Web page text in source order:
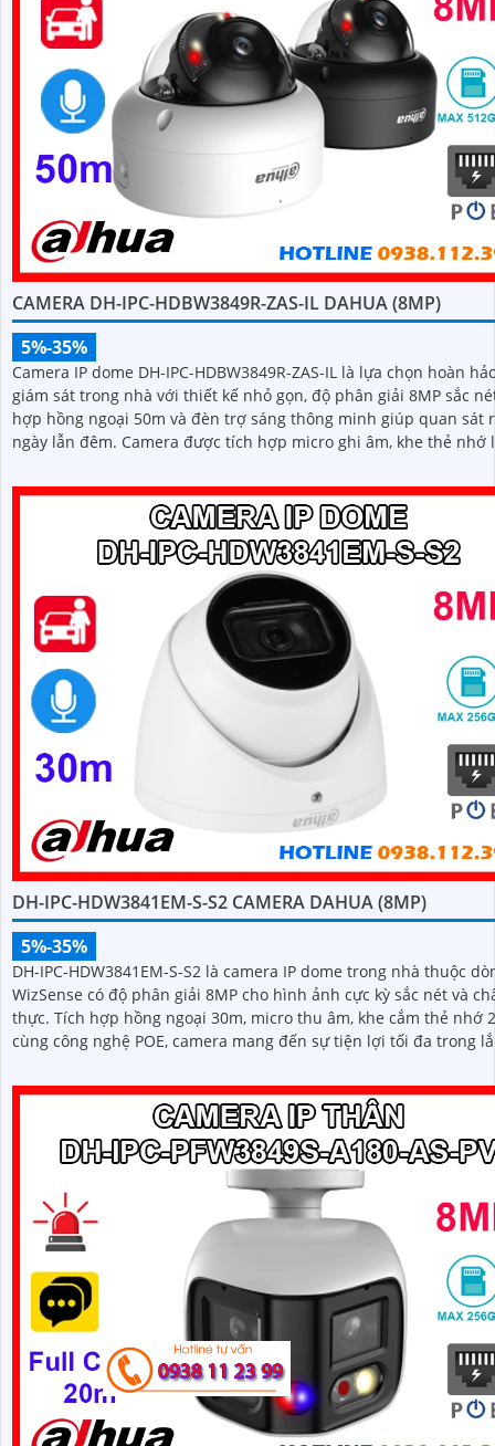
CAMERA DH-IPC-HDBW3849R-ZAS-IL DAHUA (8MP)
5%-35%
Camera IP dome DH-IPC-HDBW3849R-ZAS-IL là lựa chọn hoàn
giám sát trong nhà với thiết kế nhỏ gọn, độ phân giải 8MP sắc
hợp hồng ngoại 50m và đèn trợ sáng thông minh giúp quan sát
ngày lẫn đêm. Camera được tích hợp micro ghi âm, khe thẻ nhớ lên
chính xác trong cảnh báo, hỗ trợ POE tiện lợi
DH-IPC-HDW3841EM-S-S2 CAMERA DAHUA (8MP)
5%-35%
DH-IPC-HDW3841EM-S-S2 là camera IP dome trong nhà thuộc
WizSense có độ phân giải 8MP cho hình ảnh cực kỳ sắc nét và
thực. Tích hợp hồng ngoại 30m, micro thu âm, khe cắm thẻ nhớ 256GB
cùng công nghệ POE, camera mang đến sự tiện lợi tối đa trong